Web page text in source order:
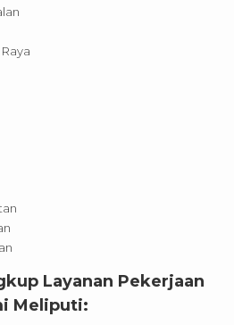
Layanan Pekerjaan
Meliputi: